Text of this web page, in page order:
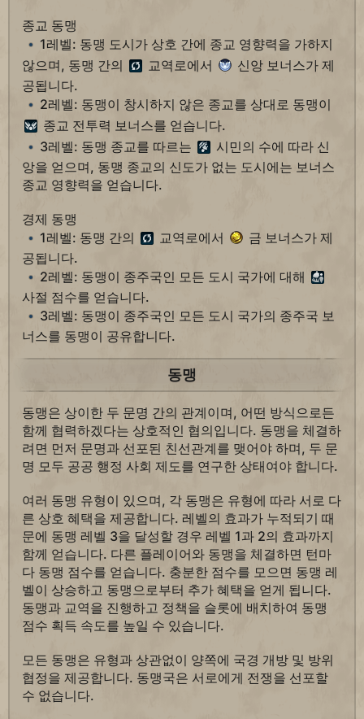
종교 동맹
1레벨: 동맹 도시가 상호 간에 종교 영향력을 가하지
않으며, 동맹 간의
교역로에서
신앙 보너스가 제
공됩니다.
2레벨: 동맹이 창시하지 않은 종교를 상대로 동맹이
종교 전투력 보너스를 얻습니다.
3레벨: 동맹 종교를 따르는
시민의 수에 따라 신
앙을 얻으며, 동맹 종교의 신도가 없는 도시에는 보너스
종교 영향력을 얻습니다.
경제 동맹
1레벨: 동맹 간의
교역로에서
금 보너스가 제
공됩니다.
2레벨: 동맹이 종주국인 모든 도시 국가에 대해
사절 점수를 얻습니다.
3레벨: 동맹이 종주국인 모든 도시 국가의 종주국 보
너스를 동맹이 공유합니다.
동맹
동맹은 상이한 두 문명 간의 관계이며, 어떤 방식으로든
함께 협력하겠다는 상호적인 협의입니다. 동맹을 체결하
려면 먼저 문명과 선포된 친선관계를 맺어야 하며, 두 문
명 모두 공공 행정 사회 제도를 연구한 상태여야 합니다.
여러 동맹 유형이 있으며, 각 동맹은 유형에 따라 서로 다
른 상호 혜택을 제공합니다. 레벨의 효과가 누적되기 때
문에 동맹 레벨 3을 달성할 경우 레벨 1과 2의 효과까지
함께 얻습니다. 다른 플레이어와 동맹을 체결하면 턴마
다 동맹 점수를 얻습니다. 충분한 점수를 모으면 동맹 레
벨이 상승하고 동맹으로부터 추가 혜택을 얻게 됩니다.
동맹과 교역을 진행하고 정책을 슬롯에 배치하여 동맹
점수 획득 속도를 높일 수 있습니다.
모든 동맹은 유형과 상관없이 양쪽에 국경 개방 및 방위
협정을 제공합니다. 동맹국은 서로에게 전쟁을 선포할
수 없습니다.